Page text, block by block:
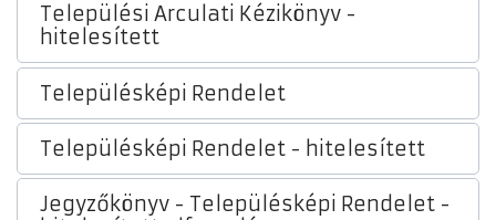
Települési Arculati Kézikönyv -
hitelesített
Településképi Rendelet
Településképi Rendelet - hitelesített
Jegyzőkönyv - Településképi Rendelet -